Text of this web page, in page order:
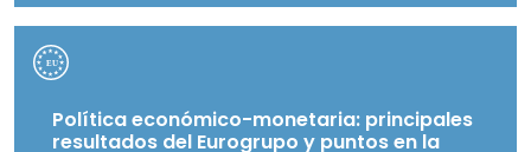
Política económico-monetaria: principales
resultados del Eurogrupo y puntos en la